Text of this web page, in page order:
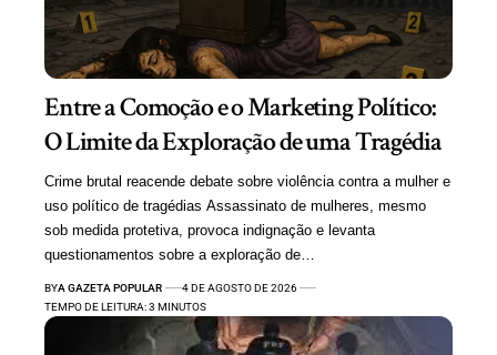
Entre a Comoção e o Marketing Político:
O Limite da Exploração de uma Tragédia
Crime brutal reacende debate sobre violência contra a mulher e
uso político de tragédias Assassinato de mulheres, mesmo
sob medida protetiva, provoca indignação e levanta
questionamentos sobre a exploração de…
BYA GAZETA POPULAR
4 DE AGOSTO DE 2026
TEMPO DE LEITURA: 3 MINUTOS